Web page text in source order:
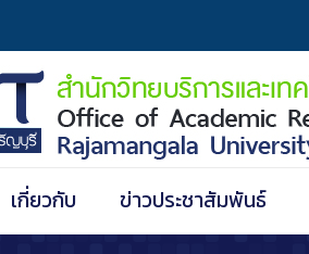
เกี่ยวกับ ข่าวประชาสัมพันธ์